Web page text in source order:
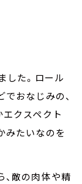
した。ロール
おなじみの、
クスペクト
みたいなのを
敵の肉体や精